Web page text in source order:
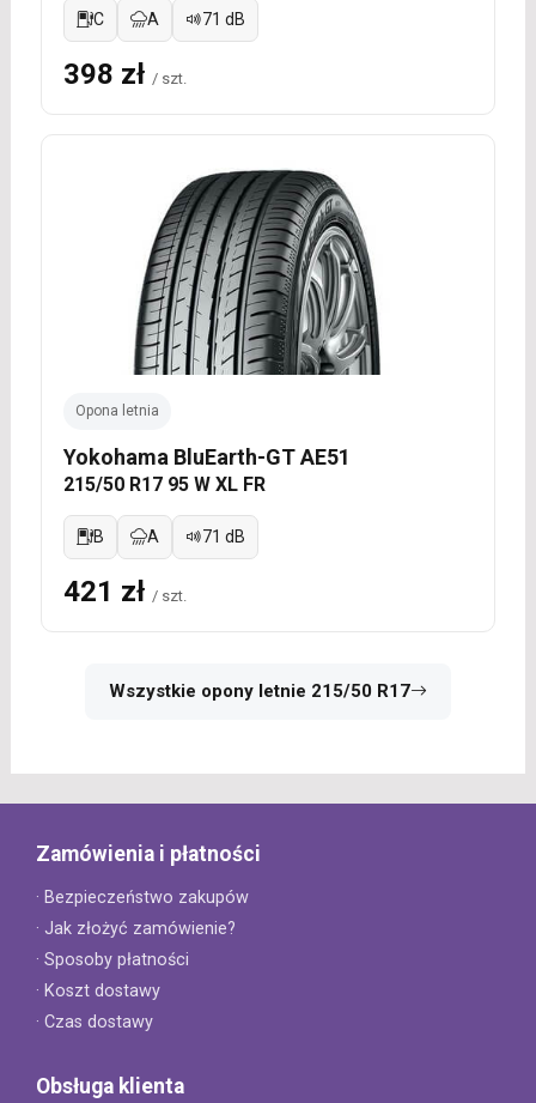
C A 71 dB
398 zł / szt.
Opona letnia
Yokohama BluEarth-GT AE51
215/50 R17 95 W XL FR
B A 71 dB
421 zł / szt.
Wszystkie opony letnie 215/50 R17
Zamówienia i płatności
· Bezpieczeństwo zakupów
· Jak złożyć zamówienie?
· Sposoby płatności
· Koszt dostawy
· Czas dostawy
Obsługa klienta